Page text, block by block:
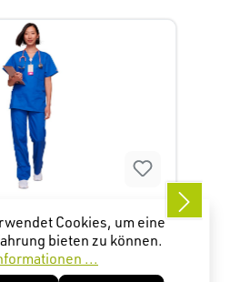
Originals Unisex, in 10
WWE4876
Cookies, um eine
bieten zu können.
...